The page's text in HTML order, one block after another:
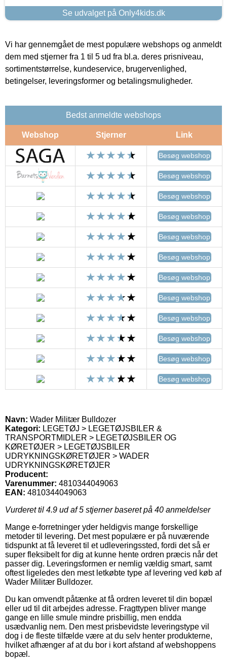
Se udvalget på Only4kids.dk
Vi har gennemgået de mest populære webshops og anmeldt
dem med stjerner fra 1 til 5 ud fra bl.a. deres prisniveau,
sortimentstørrelse, kundeservice, brugervenlighed,
betingelser, leveringsformer og betalingsmuligheder.
Bedst anmeldte webshops
Webshop Stjerner Link
Besøg webshop
Besøg webshop
Besøg webshop
Besøg webshop
Besøg webshop
Besøg webshop
Besøg webshop
Besøg webshop
Besøg webshop
Besøg webshop
Besøg webshop
Besøg webshop
Navn: Wader Militær Bulldozer
Kategori: LEGETØJ > LEGETØJSBILER &
TRANSPORTMIDLER > LEGETØJSBILER OG
KØRETØJER > LEGETØJSBILER
UDRYKNINGSKØRETØJER > WADER
UDRYKNINGSKØRETØJER
Producent:
Varenummer: 4810344049063
EAN: 4810344049063
Vurderet til 4.9 ud af 5 stjerner baseret på 40 anmeldelser
Mange e-forretninger yder heldigvis mange forskellige
metoder til levering. Det mest populære er på nuværende
tidspunkt at få leveret til et udleveringssted, fordi det så er
super fleksibelt for dig at kunne hente ordren præcis når det
passer dig. Leveringsformen er nemlig vældig smart, samt
oftest ligeledes den mest letkøbte type af levering ved køb af
Wader Militær Bulldozer.
Du kan omvendt påtænke at få ordren leveret til din bopæl
eller ud til dit arbejdes adresse. Fragttypen bliver mange
gange en lille smule mindre prisbillig, men endda
usædvanlig nem. Den mest prisbevidste leveringstype vil
dog i de fleste tilfælde være at du selv henter produkterne,
hvilket afhænger af at du bor i kort afstand af webshoppens
bopæl.